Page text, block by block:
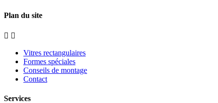
Plan du site
 
Vitres rectangulaires
Formes spéciales
Conseils de montage
Contact
Services